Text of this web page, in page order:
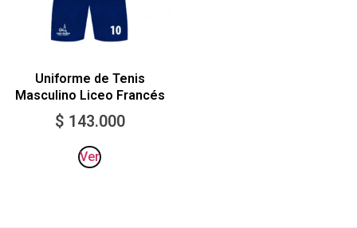
Uniforme de Tenis
Masculino Liceo Francés
$ 143.000
Ver